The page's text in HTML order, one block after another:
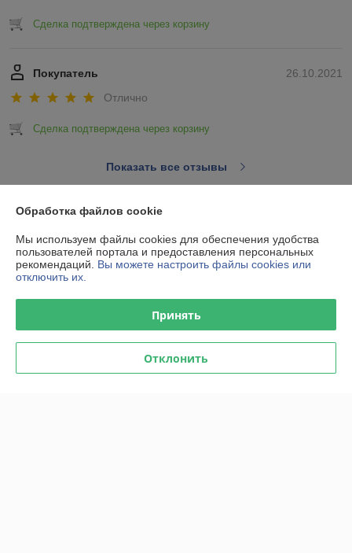
Сделка подтверждена через корзину
26.10.2021
Покупатель
Отлично
Сделка подтверждена через корзину
Показать все отзывы
О нас
Контакты
График работы
Обработка файлов cookie
Мы используем файлы cookies для обеспечения удобства
пользователей портала и предоставления персональных
рекомендаций. Вы можете настроить файлы cookies или
отключить их.
Принять
Отклонить